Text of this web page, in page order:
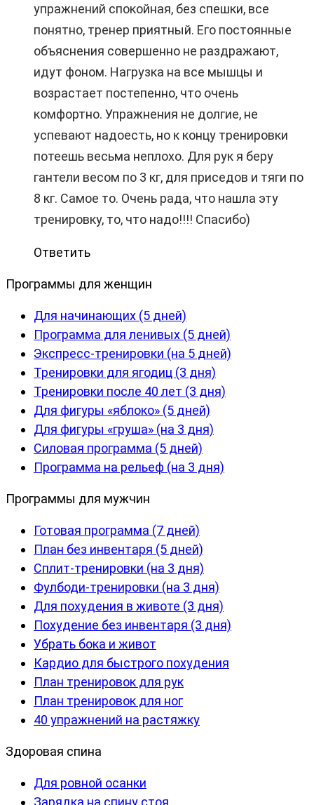
упражнений спокойная, без спешки, все
понятно, тренер приятный. Его постоянные
объяснения совершенно не раздражают,
идут фоном. Нагрузка на все мышцы и
возрастает постепенно, что очень
комфортно. Упражнения не долгие, не
успевают надоесть, но к концу тренировки
потеешь весьма неплохо. Для рук я беру
гантели весом по 3 кг, для приседов и тяги по
8 кг. Самое то. Очень рада, что нашла эту
тренировку, то, что надо!!!! Спасибо)
Ответить
Программы для женщин
Для начинающих (5 дней)
Программа для ленивых (5 дней)
Экспресс-тренировки (на 5 дней)
Тренировки для ягодиц (3 дня)
Тренировки после 40 лет (3 дня)
Для фигуры «яблоко» (5 дней)
Для фигуры «груша» (на 3 дня)
Силовая программа (5 дней)
Программа на рельеф (на 3 дня)
Программы для мужчин
Готовая программа (7 дней)
План без инвентаря (5 дней)
Сплит-тренировки (на 3 дня)
Фулбоди-тренировки (на 3 дня)
Для похудения в животе (3 дня)
Похудение без инвентаря (3 дня)
Убрать бока и живот
Кардио для быстрого похудения
План тренировок для рук
План тренировок для ног
40 упражнений на растяжку
Здоровая спина
Для ровной осанки
Зарядка на спину стоя